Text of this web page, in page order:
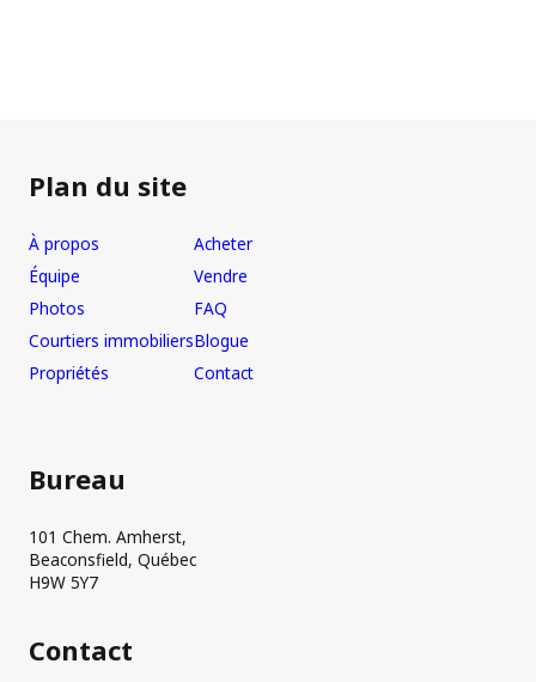
Plan du site
À propos
Équipe
Photos
Courtiers immobiliers
Propriétés
Acheter
Vendre
FAQ
Blogue
Contact
Bureau
101 Chem. Amherst,
Beaconsfield, Québec
H9W 5Y7
Contact